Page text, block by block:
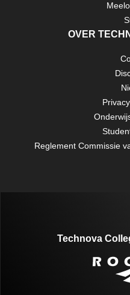
OVER
Reglement Commissie
Technova